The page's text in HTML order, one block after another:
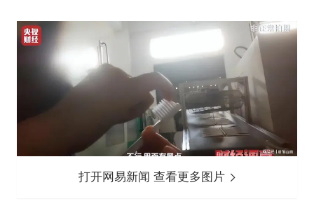
打开网易新闻 查看更多图片